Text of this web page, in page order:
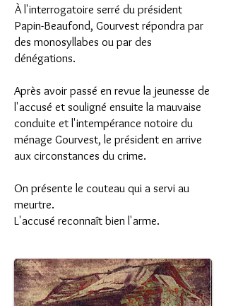
À l'interrogatoire serré du président
Papin-Beaufond, Gourvest répondra par
des monosyllabes ou par des
dénégations.
Après avoir passé en revue la jeunesse de
l'accusé et souligné ensuite la mauvaise
conduite et l'intempérance notoire du
ménage Gourvest, le président en arrive
aux circonstances du crime.
On présente le couteau qui a servi au
meurtre.
L'accusé reconnaît bien l'arme.